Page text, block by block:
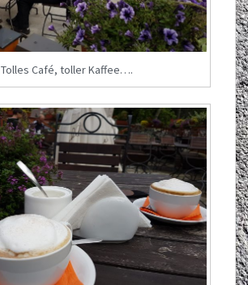
Tolles Café, toller Kaffee….